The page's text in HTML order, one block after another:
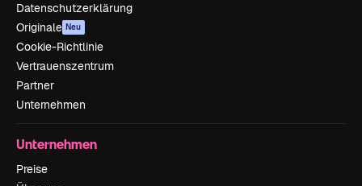
Datenschutzerklärung
Originale Neu
Cookie-Richtlinie
Vertrauenszentrum
Partner
Unternehmen
Unternehmen
Preise